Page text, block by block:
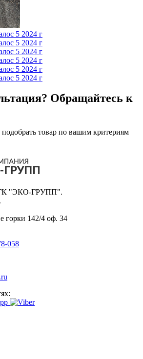
Обращайтесь к
товар по вашим критериям
"ЭКО-ГРУПП".
горки 142/4 оф. 34
058